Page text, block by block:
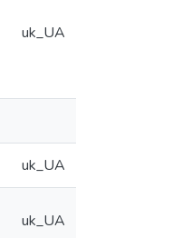
uk_UA
uk_UA
uk_UA